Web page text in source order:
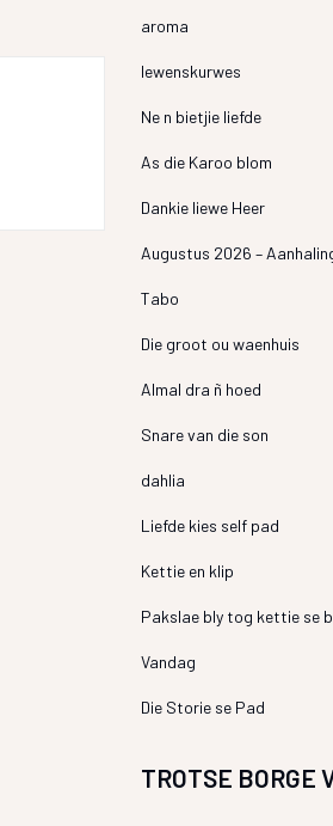
aroma
lewenskurwes
Ne n bietjie liefde
As die Karoo blom
Dankie liewe Heer
Augustus 2026 –
Tabo
Die groot ou waenhuis
Almal dra ñ hoed
Snare van die son
dahlia
Liefde kies self pad
Kettie en klip
Pakslae bly tog kettie se
Vandag
Die Storie se Pad
TROTSE BORGE